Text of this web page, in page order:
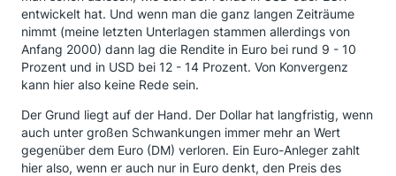
entwickelt hat. Und wenn man die ganz langen Zeiträume
nimmt (meine letzten Unterlagen stammen allerdings von
Anfang 2000) dann lag die Rendite in Euro bei rund 9 - 10
Prozent und in USD bei 12 - 14 Prozent. Von Konvergenz
kann hier also keine Rede sein.
Der Grund liegt auf der Hand. Der Dollar hat langfristig, wenn
auch unter großen Schwankungen immer mehr an Wert
gegenüber dem Euro (DM) verloren. Ein Euro-Anleger zahlt
hier also, wenn er auch nur in Euro denkt, den Preis des